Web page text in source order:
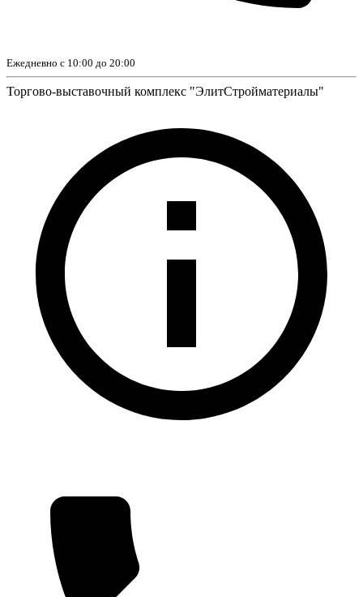
Ежедневно с 10:00 до 20:00
Торгово-выставочный комплекс "ЭлитСтройматериалы"